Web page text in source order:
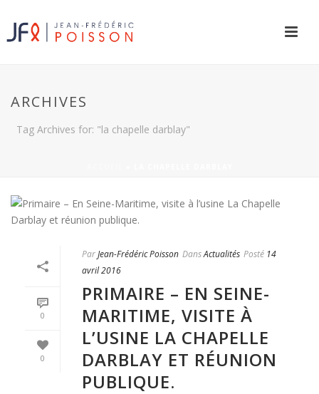
ARCHIVES
Tag Archives for: "la chapelle darblay"
0
0
ParJean-Frédéric Poisson DansActualités Posté 14
avril 2016
PRIMAIRE – EN SEINE-
MARITIME, VISITE À
L’USINE LA CHAPELLE
DARBLAY ET RÉUNION
PUBLIQUE.